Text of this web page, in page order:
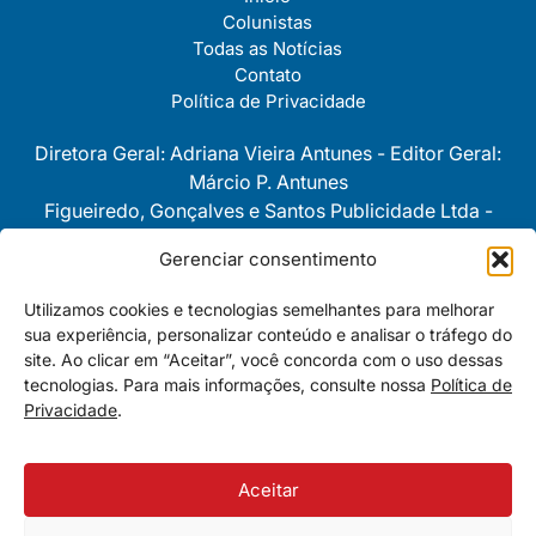
Gerenciar consentimento
Utilizamos cookies e tecnologias semelhantes para melhorar
sua experiência, personalizar conteúdo e analisar o tráfego do
site. Ao clicar em “Aceitar”, você concorda com o uso dessas
tecnologias. Para mais informações, consulte nossa Política de
Privacidade.
Aceitar
Colunistas
Todas as Notícias
Contato
Política de Privacidade
Diretora Geral: Adriana Vieira Antunes - Editor Geral:
Márcio P. Antunes
Figueiredo, Gonçalves e Santos Publicidade Ltda -
expressos nas colunas são
personalíssimas e de exclusiva e
total responsabilidade de cada um
dos seus autores.